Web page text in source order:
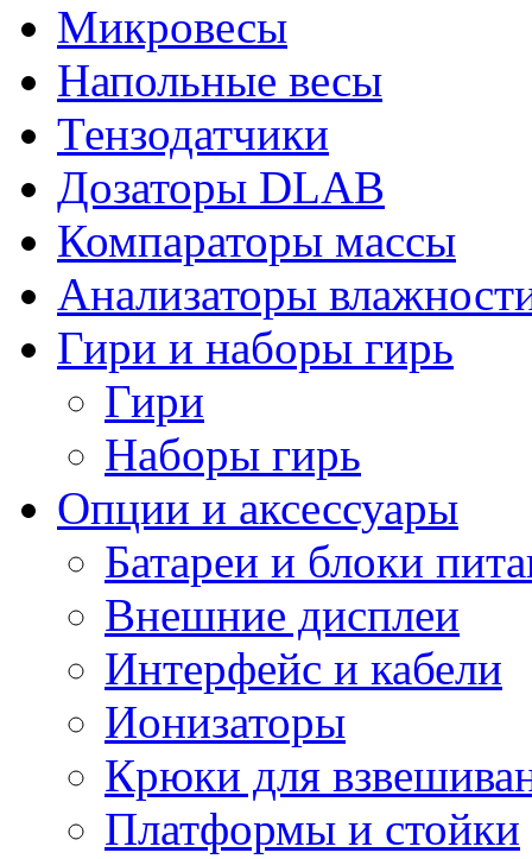
Микровесы
Напольные весы
Тензодатчики
Дозаторы DLAB
Компараторы массы
Анализаторы
Гири и наборы гирь
Гири
Наборы гирь
Опции и аксессуары
Батареи и блоки
Внешние дисплеи
Интерфейс и кабели
Ионизаторы
Крюки для
Платформы и стойки